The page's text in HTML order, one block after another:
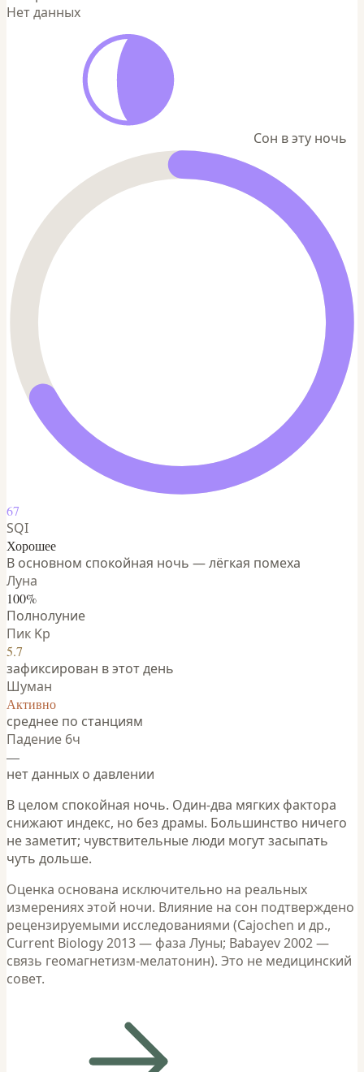
Нет данных
Сон в эту ночь
67
SQI
Хорошее
В основном спокойная ночь — лёгкая помеха
Луна
100%
Полнолуние
Пик Kp
5.7
зафиксирован в этот день
Шуман
Активно
среднее по станциям
Падение 6ч
—
нет данных о давлении
В целом спокойная ночь. Один-два мягких фактора
снижают индекс, но без драмы. Большинство ничего
не заметит; чувствительные люди могут засыпать
чуть дольше.
Оценка основана исключительно на реальных
измерениях этой ночи. Влияние на сон подтверждено
рецензируемыми исследованиями (Cajochen и др.,
Current Biology 2013 — фаза Луны; Babayev 2002 —
связь геомагнетизм-мелатонин). Это не медицинский
совет.